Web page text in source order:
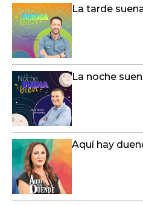
La tarde
La noche
Aquí hay